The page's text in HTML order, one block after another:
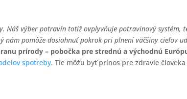
Náš výber potravín totiž ovplyvňuje potravinový systém,
pomôže dosiahnuť pokrok pri plnení väčšiny cieľov
prírody – pobočka pre strednú a východnú
spotreby. Tie môžu byť prínos pre zdravie človeka